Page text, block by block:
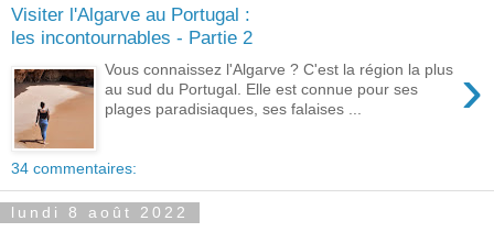
Visiter l'Algarve au Portugal :
les incontournables - Partie 2
›
Vous connaissez l'Algarve ? C'est la région la plus
au sud du Portugal. Elle est connue pour ses
plages paradisiaques, ses falaises ...
34 commentaires:
lundi 8 août 2022